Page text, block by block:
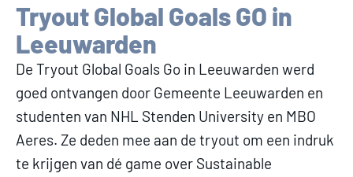
Tryout Global Goals GO in
Leeuwarden
De Tryout Global Goals Go in Leeuwarden werd
goed ontvangen door Gemeente Leeuwarden en
studenten van NHL Stenden University en MBO
Aeres. Ze deden mee aan de tryout om een indruk
te krijgen van dé game over Sustainable